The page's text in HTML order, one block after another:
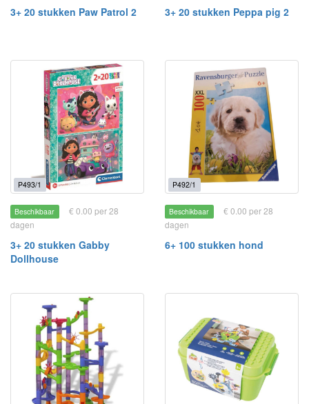
3+ 20 stukken Paw Patrol 2 3+ 20 stukken Peppa pig 2
P493/1
Beschikbaar
€ 0.00 per 28
dagen
3+ 20 stukken Gabby
Dollhouse
P492/1
Beschikbaar
€ 0.00 per 28
dagen
6+ 100 stukken hond